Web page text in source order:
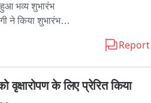
भव्य शुभारंभ
ने किया शुभारंभ
को मिलेगा मौका
की तैयारी करवाती है संस्था
के साथ करवाती है तैयारी
Report
के लिए प्रेरित किया